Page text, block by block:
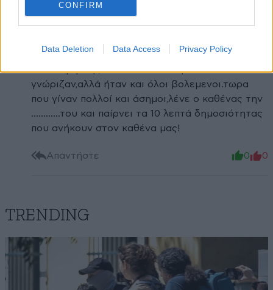
CONFIRM
Data Deletion Data Access Privacy Policy
Spounr 22·02·2021 17:13
Έτσι ακριβώς ,πολύ καλά τα λες.ολοι
γνώριζαν,αλλά ήταν και όλοι βολεμενοι.τωρα
που γίναν πολλοί και άσημοι,λένε ο καθένας την
............του και παίρνει τα 10 λεπτά δημοσιότητας
που ανήκουν στον καθένα μας!
Απαντήστε 0 0
TRENDING